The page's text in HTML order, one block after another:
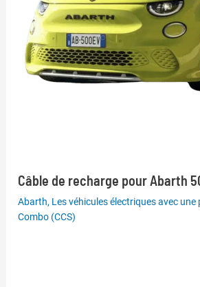
Câble de recharge pour Abarth
Abarth, Les véhicules électriques avec une
Combo (CCS)